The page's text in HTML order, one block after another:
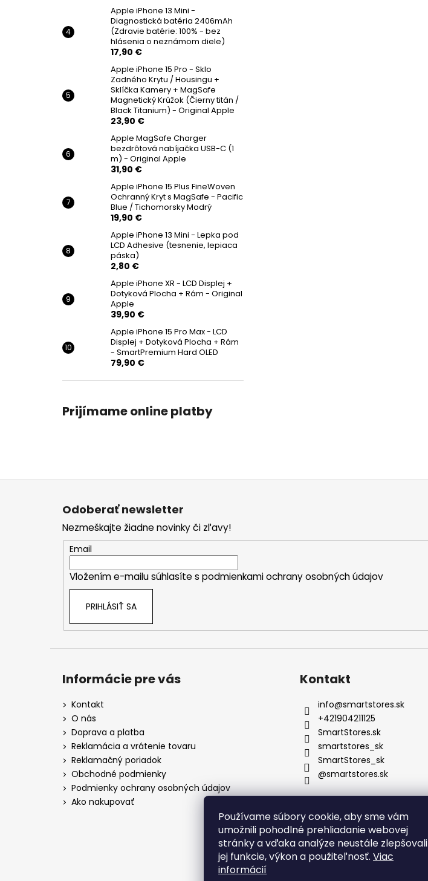
Používame súbory cookie, aby sme vám
umožnili pohodlné prehliadanie webovej
stránky a vďaka analýze neustále zlepšovali
jej funkcie, výkon a použiteľnosť. Viac
informácií
Apple iPhone 13 Mini -
Diagnostická batéria 2406mAh
(Zdravie batérie: 100% - bez
hlásenia o neznámom diele)
17,90 €
Apple iPhone 15 Pro - Sklo
Zadného Krytu / Housingu +
Sklíčka Kamery + MagSafe
Magnetický Krúžok (Čierny titán /
Black Titanium) - Original Apple
23,90 €
Apple MagSafe Charger
bezdrôtová nabíjačka USB-C (1
m) - Original Apple
31,90 €
Apple iPhone 15 Plus FineWoven
Ochranný Kryt s MagSafe - Pacific
Blue / Tichomorsky Modrý
19,90 €
Apple iPhone 13 Mini - Lepka pod
LCD Adhesive (tesnenie, lepiaca
páska)
2,80 €
Apple iPhone XR - LCD Displej +
Dotyková Plocha + Rám - Original
Apple
39,90 €
Apple iPhone 15 Pro Max - LCD
Displej + Dotyková Plocha + Rám
- SmartPremium Hard OLED
79,90 €
Prijímame online platby
Z
Odoberať newsletter
Nezmeškajte žiadne novinky či zľavy!
Email
Vložením e-mailu súhlasíte s podmienkami ochrany osobných údajov
PRIHLÁSIŤ SA
Informácie pre vás
Kontakt
O nás
Doprava a platba
Reklamácia a vrátenie tovaru
Reklamačný poriadok
Obchodné podmienky
Podmienky ochrany osobných údajov
Ako nakupovať
Kontakt
info@smartstores.sk
+421904211125
SmartStores.sk
smartstores_sk
SmartStores_sk
@smartstores.sk